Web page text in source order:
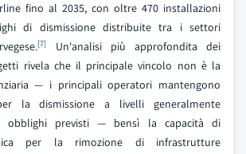
fino al 2035, con oltre 470 installazioni
di dismissione distribuite tra i settori
[7]
Un'analisi più approfondita dei
rivela che il principale vincolo non è la
— i principali operatori mantengono
la dismissione a livelli generalmente
obblighi previsti — bensì la capacità di
per la rimozione di infrastrutture